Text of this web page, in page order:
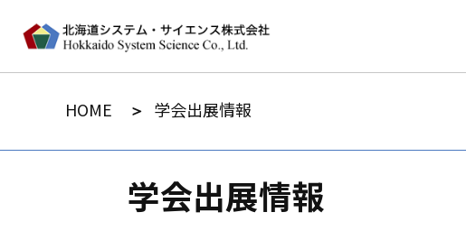
HOME 学会出展情報
学会出展情報